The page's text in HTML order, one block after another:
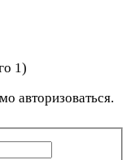
1)
авторизоваться.